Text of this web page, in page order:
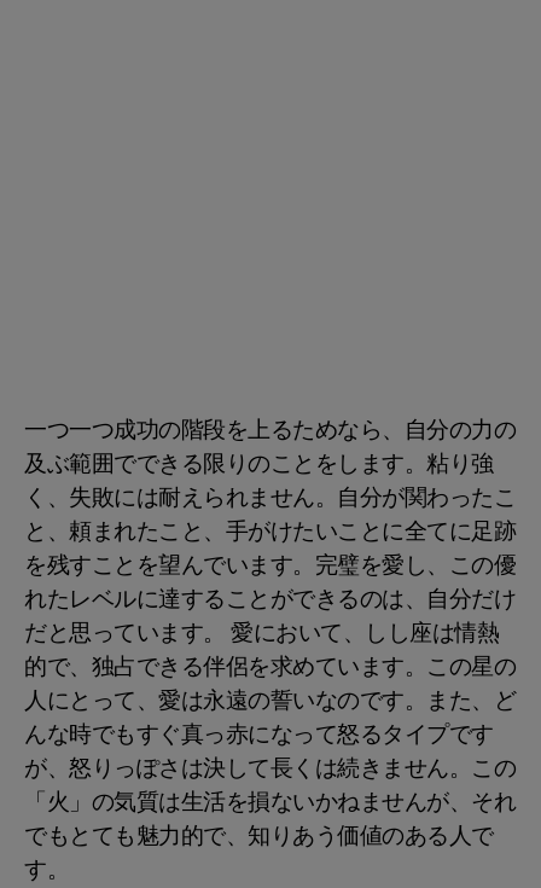
一つ一つ成功の階段を上るためなら、自分の力の
及ぶ範囲でできる限りのことをします。粘り強
く、失敗には耐えられません。自分が関わったこ
と、頼まれたこと、手がけたいことに全てに足跡
を残すことを望んでいます。完璧を愛し、この優
れたレベルに達することができるのは、自分だけ
だと思っています。 愛において、しし座は情熱
的で、独占できる伴侶を求めています。この星の
人にとって、愛は永遠の誓いなのです。また、ど
んな時でもすぐ真っ赤になって怒るタイプです
が、怒りっぽさは決して長くは続きません。この
「火」の気質は生活を損ないかねませんが、それ
でもとても魅力的で、知りあう価値のある人で
す。